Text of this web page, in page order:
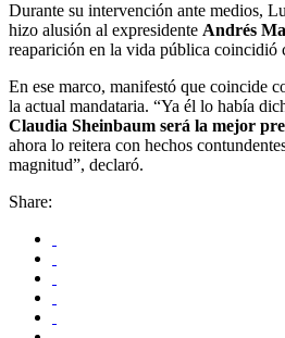
Durante su intervención ante medios,
hizo alusión al expresidente Andrés
reaparición en la vida pública coincidió
En ese marco, manifestó que coincide
la actual mandataria. “Ya él lo había
Claudia Sheinbaum será la mejor
ahora lo reitera con hechos
magnitud”, declaró.
Share: